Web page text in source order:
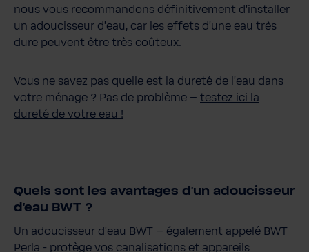
nous vous recommandons définitivement d'installer
un adoucisseur d'eau, car les effets d'une eau très
dure peuvent être très coûteux.
Vous ne savez pas quelle est la dureté de l'eau dans
votre ménage ? Pas de problème – testez ici la
dureté de votre eau !
Quels sont les avantages d'un adoucisseur
d'eau BWT ?
Un adoucisseur d'eau BWT – également appelé BWT
Perla - protège vos canalisations et appareils